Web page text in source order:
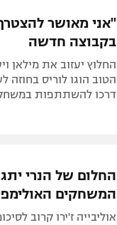
"אני מאושר
בקבוצה חדשה
החלוץ יעזוב את מילאן
הטוב הוגו לוריס
דרכו להשתתפות
החלום של הנרי
המשחקים